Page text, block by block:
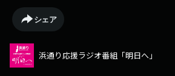
シェア
浜通り応援ラジオ番組「明日へ」